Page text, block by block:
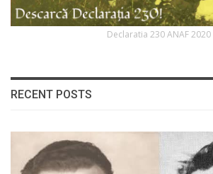
Declaratia 230 ANAF 2020
RECENT POSTS